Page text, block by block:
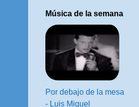
Música de la semana
Por debajo de la mesa
- Luis Miguel